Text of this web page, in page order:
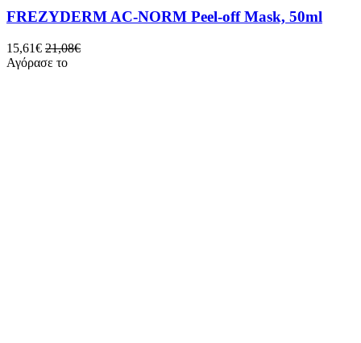
FREZYDERM AC-NORM Peel-off Mask, 50ml
15,61€ 21,08€
Αγόρασε το